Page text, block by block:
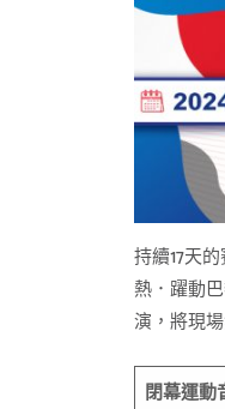
持續17天
熱．躍動
演，將現
閉幕運動